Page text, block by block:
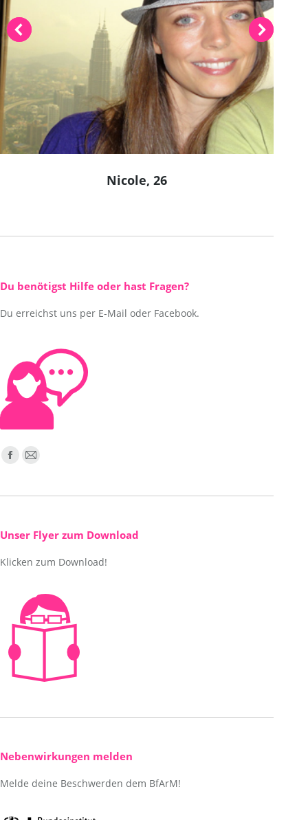
Nicole, 26
Du benötigst Hilfe oder hast Fragen?
Du erreichst uns per E-Mail oder Facebook.
Finden Sie uns auf:
Facebook
opens
new
E-
page
in
window
Unser Flyer zum Download
Klicken zum Download!
Nebenwirkungen melden
Melde deine Beschwerden dem BfArM!